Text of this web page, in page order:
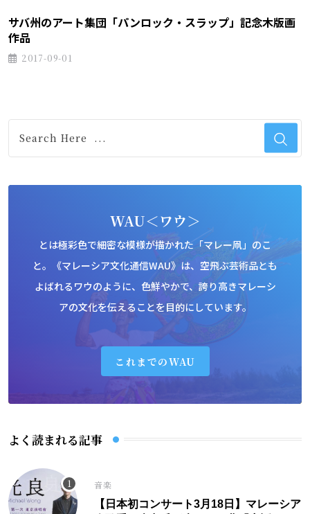
サバ州のアート集団「パンロック・スラップ」記念木版画
作品
2017-09-01
WAU＜ワウ＞
とは極彩色で細密な模様が描かれた「マレー凧」のこ
と。《マレーシア文化通信WAU》は、空飛ぶ芸術品とも
よばれるワウのように、色鮮やかで、誇り高きマレーシ
アの文化を伝えることを目的にしています。
これまでのWAU
よく読まれる記事
音楽
【日本初コンサート3月18日】マレーシア